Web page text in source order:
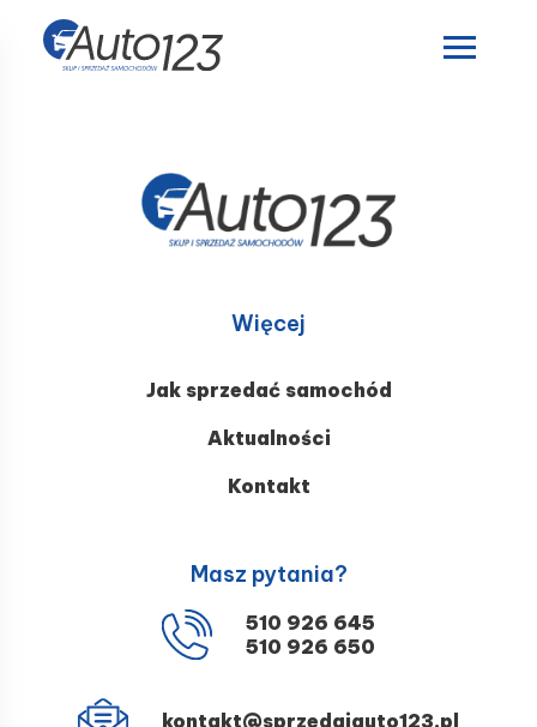
Więcej
Jak sprzedać samochód
Aktualności
Kontakt
Masz pytania?
510 926 645
510 926 650
kontakt@sprzedajauto123.pl